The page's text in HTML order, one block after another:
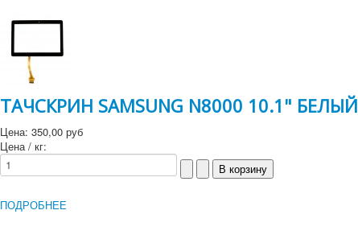
ТАЧСКРИН SAMSUNG N8000 10.1" БЕЛЫЙ
Цена: 350,00 руб
Цена / кг:
ПОДРОБНЕЕ